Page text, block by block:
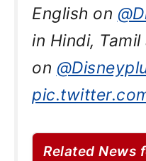
English on
in Hindi,
on
Related News